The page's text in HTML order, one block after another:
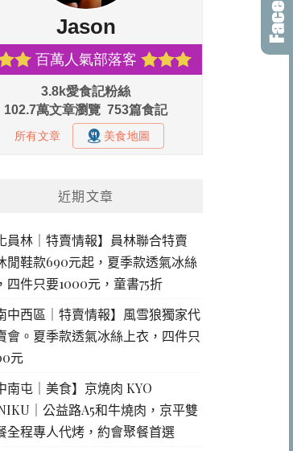
近期文章
員林｜特賣情報】員林聯合特賣
閒鞋款690元起，夏季款透氣冰絲
四件只要1000元，童書75折
中西區｜特賣情報】風雪狼獨家代
會。夏季款透氣冰絲上衣，四件只
元
南屯｜美食】京燒肉 KYO
｜公益路A5和牛燒肉，京平雙
全程專人代烤，約會聚餐首選